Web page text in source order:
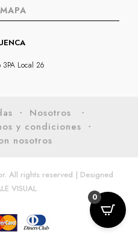
Local 26
・ Nosotros
・
y condiciones ・
nosotros
All rights reserved | Designed
VISUAL
0